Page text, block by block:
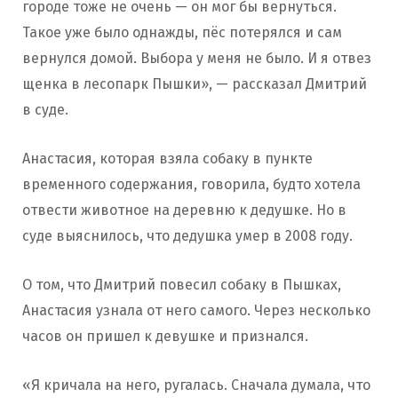
городе тоже не очень — он мог бы вернуться.
Такое уже было однажды, пёс потерялся и сам
вернулся домой. Выбора у меня не было. И я отвез
щенка в лесопарк Пышки», — рассказал Дмитрий
в суде.
Анастасия, которая взяла собаку в пункте
временного содержания, говорила, будто хотела
отвести животное на деревню к дедушке. Но в
суде выяснилось, что дедушка умер в 2008 году.
О том, что Дмитрий повесил собаку в Пышках,
Анастасия узнала от него самого. Через несколько
часов он пришел к девушке и признался.
«Я кричала на него, ругалась. Сначала думала, что